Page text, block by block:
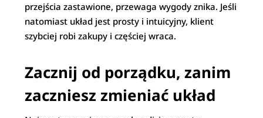
przejścia zastawione, przewaga wygody znika. Jeśli
natomiast układ jest prosty i intuicyjny, klient
szybciej robi zakupy i częściej wraca.
Zacznij od porządku, zanim
zaczniesz zmieniać układ